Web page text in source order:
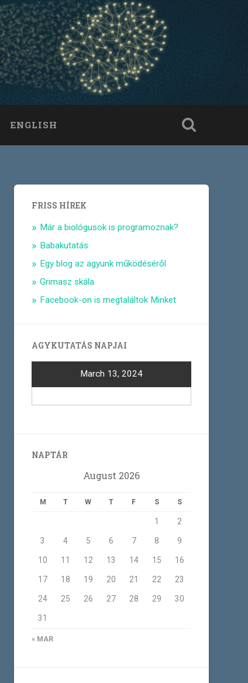
ENGLISH
FRISS HÍREK
Már a biológusok is programoznak?
Babakutatás
Egy blog az agyunk működéséről
Grimasz skála
Facebook-on is megtaláltok Minket
AGYKUTATÁS NAPJAI
March 13, 2024
NAPTÁR
August 2026
M T W T F S S
« MAR
1 2
3 4 5 6 7 8 9
10 11 12 13 14 15 16
17 18 19 20 21 22 23
24 25 26 27 28 29 30
31